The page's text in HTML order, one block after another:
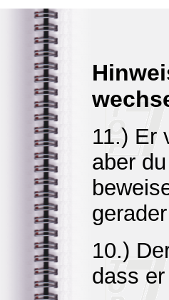
11.) Er
aber
10.)
dass